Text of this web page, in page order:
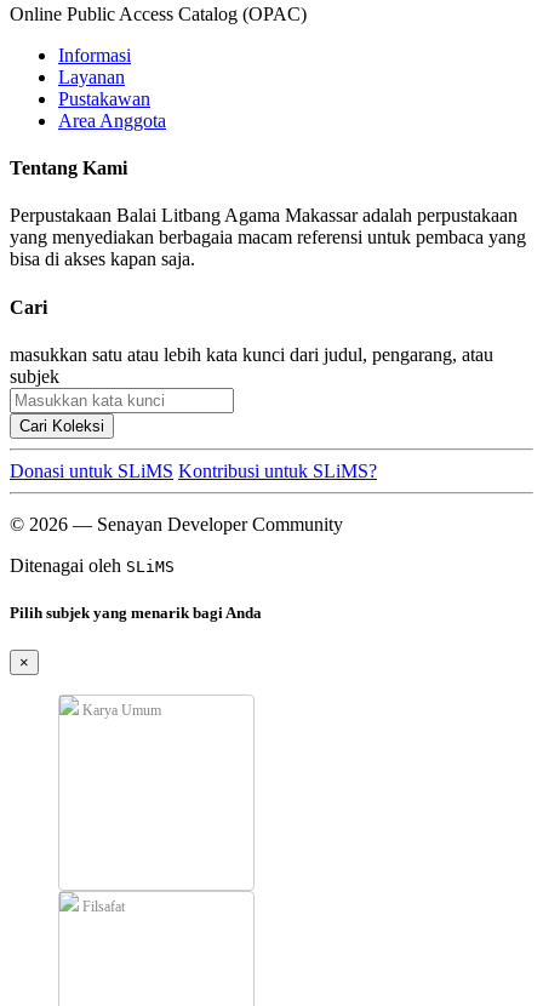
Online Public Access Catalog (OPAC)
Informasi
Layanan
Pustakawan
Area Anggota
Tentang Kami
Perpustakaan Balai Litbang Agama Makassar adalah perpustakaan
yang menyediakan berbagaia macam referensi untuk pembaca yang
bisa di akses kapan saja.
Cari
masukkan satu atau lebih kata kunci dari judul, pengarang, atau
subjek
Cari Koleksi
Donasi untuk SLiMS Kontribusi untuk SLiMS?
© 2026 — Senayan Developer Community
Ditenagai oleh SLiMS
Pilih subjek yang menarik bagi Anda
×
Karya Umum
Filsafat